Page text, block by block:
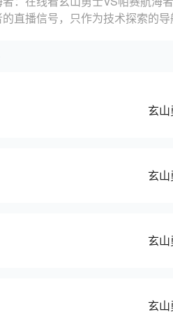
直播信号，只作为技术探索的导
玄
玄
玄
玄